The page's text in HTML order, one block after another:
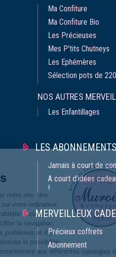
Ma Confiture
Ma Confiture Bio
Les Précieuses
Mes P'tits Chutneys
Les Ephémères
Sélection pots de
NOS AUTRES
Les Enfantillages
LES
Jamais à court de
A court d’idées
!
MERVEILLEUX
Précieux coffrets
Abonnement
des Cookies
Lorsque vous consultez notre site,
cookies sont déposés sur votre
votre mobile ou votre tablette. Ceux-
nous permettent de faciliter la
de détecter d'éventuels problèmes et
remédier. Nous vous laissons la
de paramétrer votre consentement